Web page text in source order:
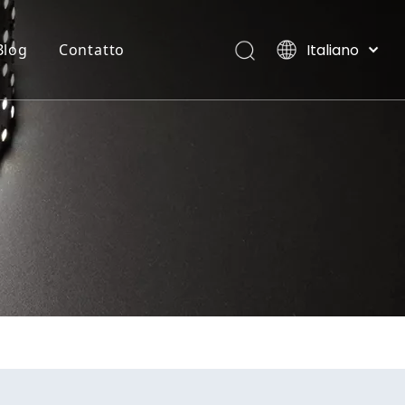
Contatto
Italiano
العربية